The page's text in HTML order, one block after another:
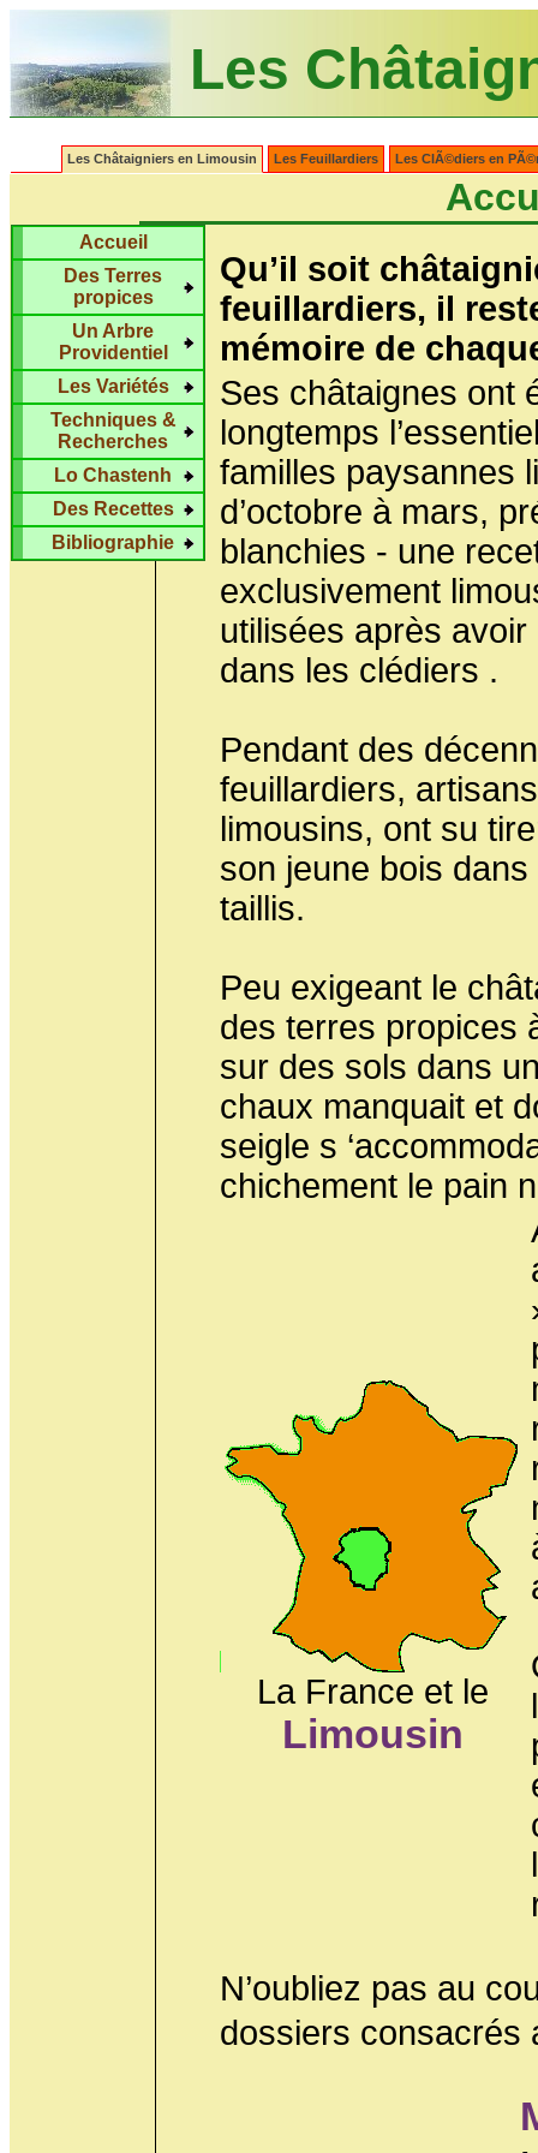
Les
Les Châtaigniers en Limousin Les Feuillardiers Les ClÃ©diers en
Accueil
Des Terres
propices
Un Arbre
Providentiel
Les Variétés
Techniques &
Recherches
Lo Chastenh
Des Recettes
Bibliographie
Qu’il soit
feuillardiers, il
mémoire de
Ses châtaignes ont
longtemps
familles paysannes
d’octobre à mars,
blanchies - une
exclusivement
utilisées après
dans les clédiers .
Pendant des
feuillardiers,
limousins, ont su
son jeune bois
taillis.
Peu exigeant le
des terres propices
sur des sols dans
chaux manquait et
seigle s
chichement le pain
La France et le
Limousin
N’oubliez pas au
dossiers consacrés